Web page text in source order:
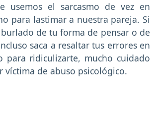
usemos el sarcasmo de vez en
para lastimar a nuestra pareja. Si
de tu forma de pensar o de
saca a resaltar tus errores en
para ridiculizarte, mucho cuidado
víctima de abuso psicológico.